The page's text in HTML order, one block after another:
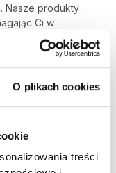
O plikach cookies
treści
Nasze produkty
Ci w
stymulacji.
na osiągnięciu
tłuszczowej i
z naszej oferty i